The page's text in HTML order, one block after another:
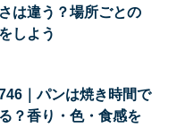
は違う？場所ごとの
しよう
｜パンは焼き時間で
？香り・色・食感を